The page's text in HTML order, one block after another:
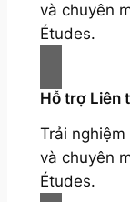
và chuyên
Études.
Hỗ trợ Liên
Trải
và chuyên
Études.